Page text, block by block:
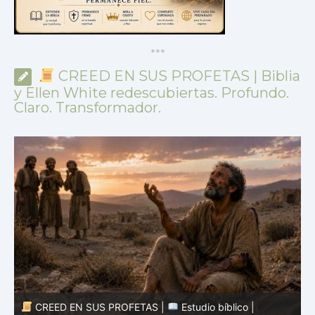
***
CREED EN SUS PROFETAS | Biblia
y Ellen White redescubiertas. Profundo.
Claro. Transformador.
CREED EN SUS PROFETAS |
Estudio bíblico |
25.07.2026 |
Job |
Cap.29 – El recuerdo de tiempos